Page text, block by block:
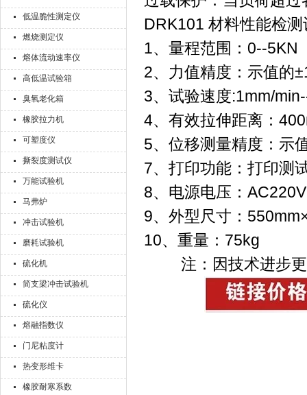
低温脆性测定仪
燃烧测定仪
熔体流动速率仪
高低温试验箱
臭氧老化箱
橡胶拉力机
可塑度仪
撕裂度测试仪
万能试验机
马弗炉
冲击试验机
磨耗试验机
硫化机
简支梁冲击试验机
硫化仪
熔融指数仪
门尼粘度计
热变形维卡
橡胶耐寒系数
DRK101 材料性能检
1、量程范围：0--5KN
2、力值精度：示值的
3、试验速度:1mm/
4、有效拉伸距离：
5、位移测量精度：示
7、打印功能：打印测
8、电源电压：
9、外型尺寸：
10、重量：75kg
注：因技术进步